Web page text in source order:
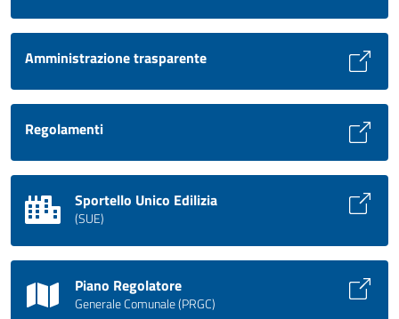
Amministrazione trasparente
Regolamenti
Sportello Unico Edilizia
(SUE)
Piano Regolatore
Generale Comunale (PRGC)